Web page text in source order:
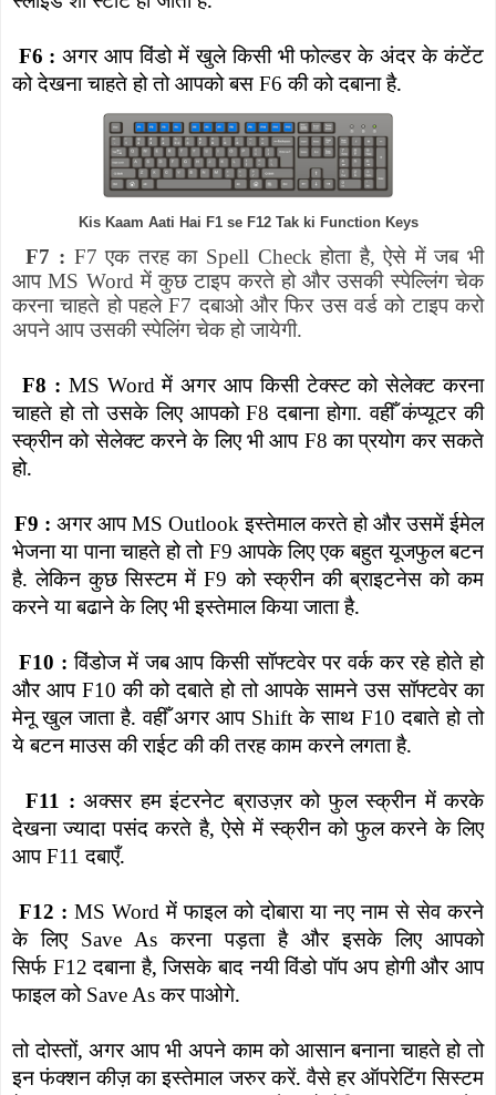
F6 : अगर आप विंडो में खुले किसी भी फोल्डर के अंदर के कंटेंट
को देखना चाहते हो तो आपको बस F6 की को दबाना है.
Kis Kaam Aati Hai F1 se F12 Tak ki Function Keys
F7 : F7 एक तरह का Spell Check होता है,ऐसे में जब भी
आप MS Word में कुछ टाइप करते हो और उसकी स्पेल्लिंग चेक
करना चाहते हो पहले F7 दबाओ और फिर उस वर्ड को टाइप करो
अपने आप उसकी स्पेलिंग चेक हो जायेगी.
F8 : MS Word में अगर आप किसी टेक्स्ट को सेलेक्ट करना
चाहते हो तो उसके लिए आपको F8 दबाना होगा. वहीँ कंप्यूटर की
स्क्रीन को सेलेक्ट करने के लिए भी आप F8 का प्रयोग कर सकते
हो.
F9 : अगर आप MS Outlook इस्तेमाल करते हो और उसमें ईमेल
भेजना या पाना चाहते हो तो F9 आपके लिए एक बहुत यूजफुल बटन
है. लेकिन कुछ सिस्टम में F9 को स्क्रीन की ब्राइटनेस को कम
करने या बढाने के लिए भी इस्तेमाल किया जाता है.
F10 : विंडोज में जब आप किसी सॉफ्टवेर पर वर्क कर रहे होते हो
और आप F10 की को दबाते हो तो आपके सामने उस सॉफ्टवेर का
मेनू खुल जाता है. वहीँ अगर आप Shift के साथ F10 दबाते हो तो
ये बटन माउस की राईट की की तरह काम करने लगता है.
F11 : अक्सर हम इंटरनेट ब्राउज़र को फुल स्क्रीन में करके
देखना ज्यादा पसंद करते है,ऐसे में स्क्रीन को फुल करने के लिए
आप F11 दबाएँ.
F12 : MS Word में फाइल को दोबारा या नए नाम से सेव करने
के लिए
Save As करना पड़ता है और इसके लिए आपको
सिर्फ F12 दबाना है,जिसके बाद नयी विंडो पॉप अप होगी और आप
फाइल को Save As कर पाओगे.
तो दोस्तों,अगर आप भी अपने काम को आसान बनाना चाहते हो तो
इन फंक्शन कीज़ का इस्तेमाल जरुर करें. वैसे हर ऑपरेटिंग सिस्टम